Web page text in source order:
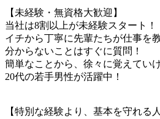
【未経験・無資格大歓迎】
当社は8割以上が未経験スタート！
イチから丁寧に先輩たちが仕事を教
分からないことはすぐに質問！
簡単なことから、徐々に覚えてい
20代の若手男性が活躍中！
【特別な経験より、基本を守れる